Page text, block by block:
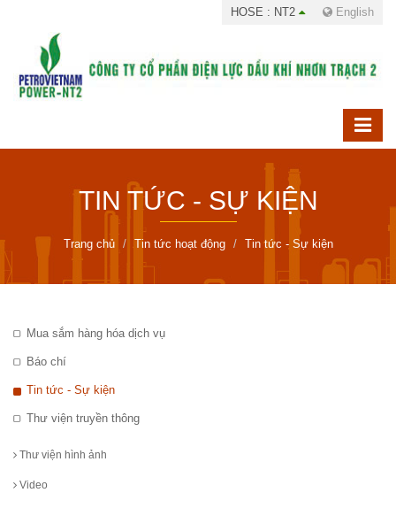
HOSE : NT2 English
TIN TỨC - SỰ KIỆN
Trang chủ Tin tức hoạt động Tin tức - Sự kiện
Mua sắm hàng hóa dịch vụ
Báo chí
Tin tức - Sự kiện
Thư viện truyền thông
Thư viện hình ảnh
Video